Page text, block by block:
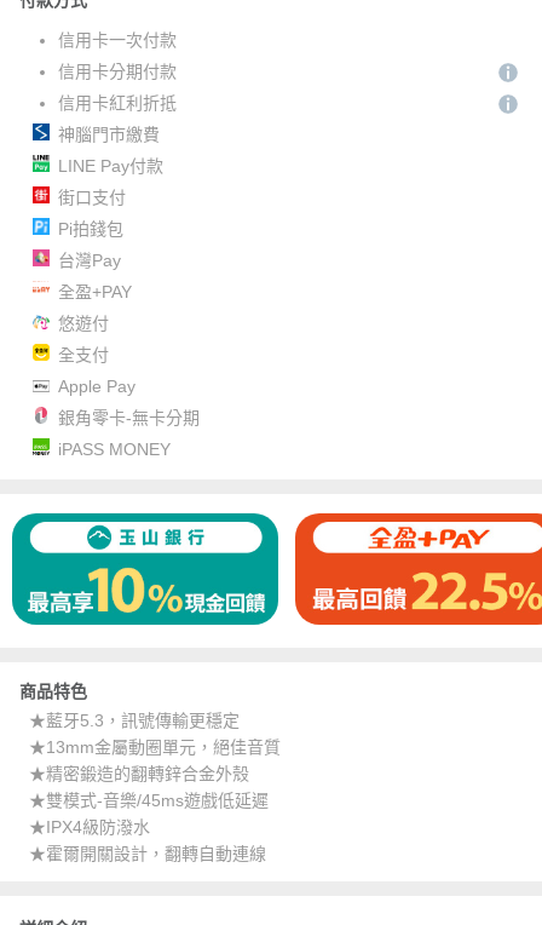
信用卡一次付款
信用卡分期付款
信用卡紅利折抵
神腦門市繳費
LINE Pay付款
街口支付
Pi拍錢包
台灣Pay
全盈+PAY
悠遊付
全支付
Apple Pay
銀角零卡-無卡分期
iPASS MONEY
商品特色
★藍牙5.3，訊號傳輸更穩定
★13mm金屬動圈單元，絕佳音質
★精密鍛造的翻轉鋅合金外殼
★雙模式-音樂/45ms遊戲低延遲
★IPX4級防潑水
★霍爾開關設計，翻轉自動連線